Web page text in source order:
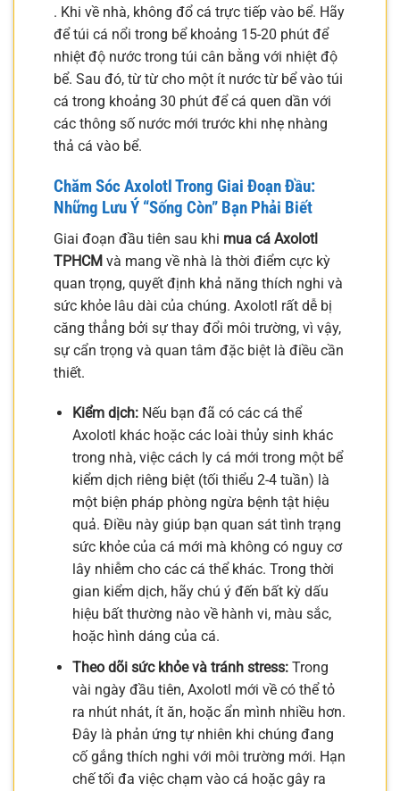
. Khi về nhà, không đổ cá trực tiếp vào bể. Hãy
để túi cá nổi trong bể khoảng 15-20 phút để
nhiệt độ nước trong túi cân bằng với nhiệt độ
bể. Sau đó, từ từ cho một ít nước từ bể vào túi
cá trong khoảng 30 phút để cá quen dần với
các thông số nước mới trước khi nhẹ nhàng
thả cá vào bể.
Chăm Sóc Axolotl Trong Giai Đoạn Đầu:
Những Lưu Ý “Sống Còn” Bạn Phải Biết
Giai đoạn đầu tiên sau khi mua cá Axolotl
TPHCM và mang về nhà là thời điểm cực kỳ
quan trọng, quyết định khả năng thích nghi và
sức khỏe lâu dài của chúng. Axolotl rất dễ bị
căng thẳng bởi sự thay đổi môi trường, vì vậy,
sự cẩn trọng và quan tâm đặc biệt là điều cần
thiết.
Kiểm dịch:Nếu bạn đã có các cá thể
Axolotl khác hoặc các loài thủy sinh khác
trong nhà, việc cách ly cá mới trong một bể
kiểm dịch riêng biệt (tối thiểu 2-4 tuần) là
một biện pháp phòng ngừa bệnh tật hiệu
quả. Điều này giúp bạn quan sát tình trạng
sức khỏe của cá mới mà không có nguy cơ
lây nhiễm cho các cá thể khác. Trong thời
gian kiểm dịch, hãy chú ý đến bất kỳ dấu
hiệu bất thường nào về hành vi, màu sắc,
hoặc hình dáng của cá.
Theo dõi sức khỏe và tránh stress:Trong
vài ngày đầu tiên, Axolotl mới về có thể tỏ
ra nhút nhát, ít ăn, hoặc ẩn mình nhiều hơn.
Đây là phản ứng tự nhiên khi chúng đang
cố gắng thích nghi với môi trường mới. Hạn
chế tối đa việc chạm vào cá hoặc gây ra